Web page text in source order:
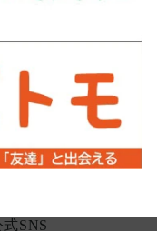
SNS